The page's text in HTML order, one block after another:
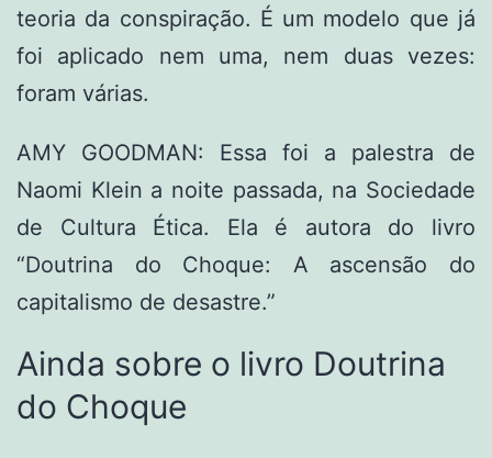
teoria da conspiração. É um modelo que já
foi aplicado nem uma, nem duas vezes:
foram várias.
AMY GOODMAN: Essa foi a palestra de
Naomi Klein a noite passada, na Sociedade
de Cultura Ética. Ela é autora do livro
“Doutrina do Choque: A ascensão do
capitalismo de desastre.”
Ainda sobre o livro Doutrina
do Choque